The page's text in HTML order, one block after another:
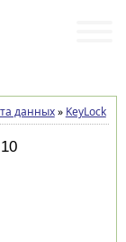
данных» KeyLock